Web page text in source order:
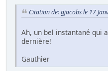
Citation de: gjacobs le 17
Ah, un bel instantané qui
dernière!
Gauthier